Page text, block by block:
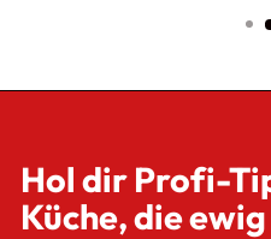
Hol dir Profi-
Küche, die